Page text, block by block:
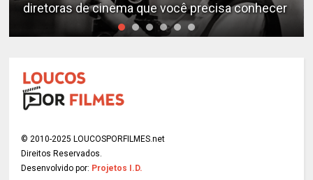
diretoras de cinema que você precisa conhecer
© 2010-2025 LOUCOSPORFILMES.net
Direitos Reservados.
Desenvolvido por: Projetos I.D.